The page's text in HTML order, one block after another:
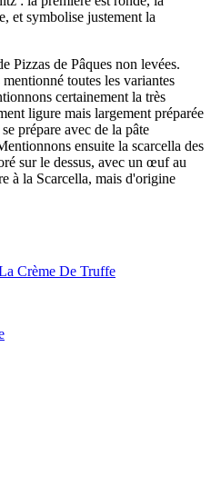
et symbolise justement la
Pizzas de Pâques non levées.
toutes les variantes
certainement la très
ligure mais largement préparée
prépare avec de la pâte
ensuite la scarcella des
sur le dessus, avec un œuf au
à la Scarcella, mais d'origine
Crème De Truffe